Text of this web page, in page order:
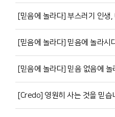
[믿음에 놀라다] 부스러기 인생,
[믿음에 놀라다] 믿음에 놀라시
[믿음에 놀라다] 믿음 없음에 놀
[Credo] 영원히 사는 것을 믿습